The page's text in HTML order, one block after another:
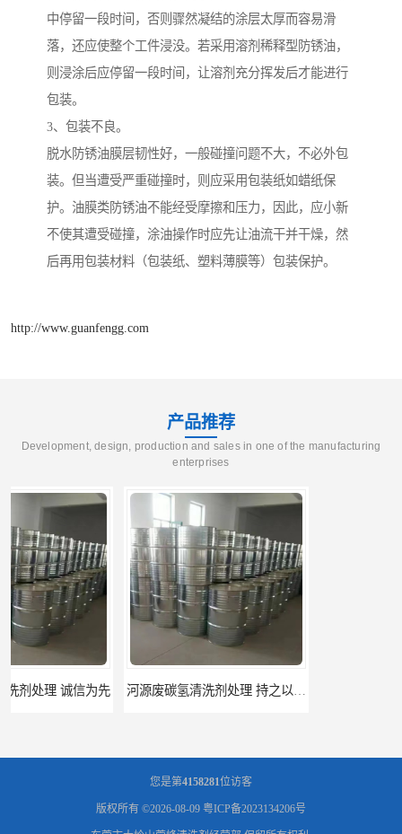
中停留一段时间，否则骤然凝结的涂层太厚而容易滑
落，还应使整个工件浸没。若采用溶剂稀释型防锈油，
则浸涂后应停留一段时间，让溶剂充分挥发后才能进行
包装。
3、包装不良。
脱水防锈油膜层韧性好，一般碰撞问题不大，不必外包
装。但当遭受严重碰撞时，则应采用包装纸如蜡纸保
护。油膜类防锈油不能经受摩擦和压力，因此，应小新
不使其遭受碰撞，涂油操作时应先让油流干并干燥，然
后再用包装材料（包装纸、塑料薄膜等）包装保护。
http://www.guanfengg.com
产品推荐
Development, design, production and sales in one of the manufacturing
enterprises
河源废碳氢清洗剂处理 持之以恒为客户服务
您是第4158281位访客
版权所有 ©2026-08-09 粤ICP备2023134206号